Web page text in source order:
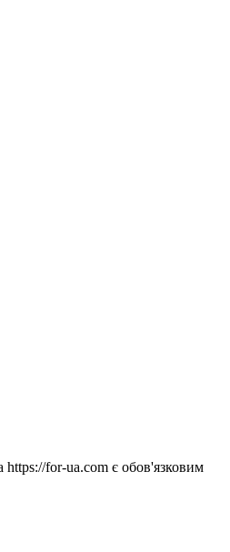
https://for-ua.com є обов'язковим